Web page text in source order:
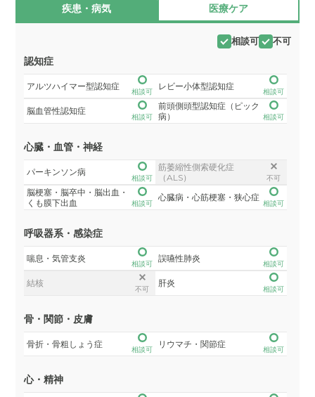
疾患・病気 医療ケア
相談可 不可
認知症
アルツハイマー型認知症
相談可
レビー小体型認知症
相談可
脳血管性認知症
相談可
前頭側頭型認知症（ピック
病）
相談可
心臓・血管・神経
パーキンソン病
相談可
筋萎縮性側索硬化症
（ALS）
不可
脳梗塞・脳卒中・脳出血・
くも膜下出血
相談可
心臓病・心筋梗塞・狭心症
相談可
呼吸器系・感染症
喘息・気管支炎
相談可
誤嚥性肺炎
相談可
結核
不可
肝炎
相談可
骨・関節・皮膚
骨折・骨粗しょう症
相談可
リウマチ・関節症
相談可
心・精神